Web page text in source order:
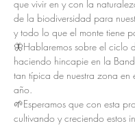
que vivir en y con la
de la biodiversidad para
y todo lo que el monte tiene
🦋Hablaremos sobre el ciclo
haciendo hincapie en la
tan típica de nuestra zona en
año.
🌱Esperamos que con esta
cultivando y creciendo estos